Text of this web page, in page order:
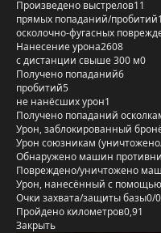
Произведено выстрелов11
прямых попаданий/пробитий
осколочно-фугасных
Нанесение урона2608
с дистанции свыше 300 м0
Получено попаданий6
пробитий5
не нанёсших урон1
Получено попаданий
Урон, заблокированный
Урон союзникам
Обнаружено машин
Повреждено/уничтожено
Урон, нанесённый с помощью
Очки захвата/защиты базы0/0
Пройдено километров0,91
Закрыть